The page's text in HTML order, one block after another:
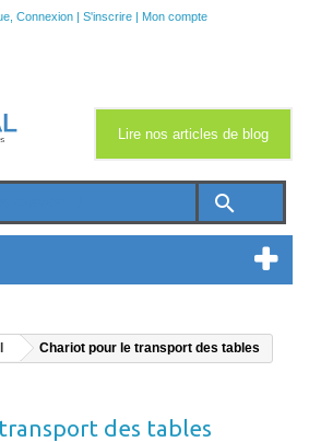
Connexion | S'inscrire | Mon compte
search
Lire nos articles de blog
Chariot pour le transport des tables
des tables